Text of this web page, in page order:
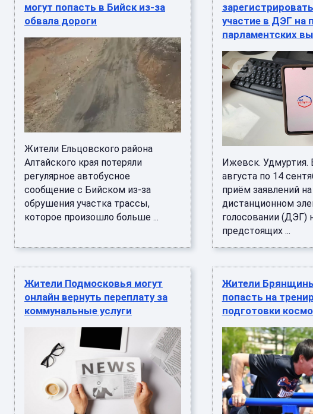
могут попасть в Бийск из-за
обвала дороги
Жители Ельцовского района
Алтайского края потеряли
регулярное автобусное
сообщение с Бийском из-за
обрушения участка трассы,
которое произошло больше ...
участие в ДЭГ на
парламентских
Ижевск. Удмуртия.
августа по 14
приём заявлений
дистанционном
голосовании (ДЭГ)
предстоящих ...
Жители Подмосковья могут
онлайн вернуть переплату за
коммунальные услуги
Жители
попасть на
подготовки